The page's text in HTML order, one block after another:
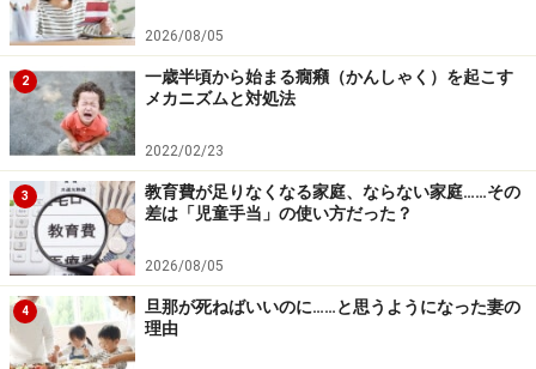
貫性に欠けていることや、わが子の思いをくみとり過ぎ
てしまい、いつのまにか子どもが家庭内で一番力を持つ
ようになってしまっているというような要因です。
閉じ込めて言うことを聞かせようとするのはその場しの
ぎのため、この“根っこの悪循環”の改善に働きかけるこ
とはできません。子どもは「怖いから」言うことを聞い
ただけであって、家のルールを学んだわけではないた
め、次回も繰り返すことになるからです。
この悪循環が家庭のなかに浸透していると即改善という
2026/08/05
2
一歳半頃から始まる癇癪（かんしゃく）を起こす
メカニズムと対処法
2022/02/23
3
教育費が足りなくなる家庭、ならない家庭……その
差は「児童手当」の使い方だった？
2026/08/05
4
旦那が死ねばいいのに……と思うようになった妻の
理由